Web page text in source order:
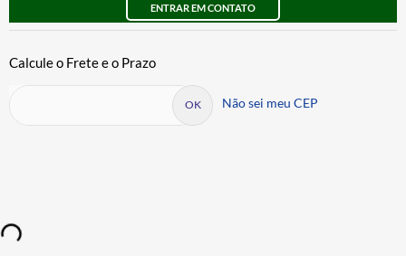
ENTRAR EM CONTATO
Não sei meu CEP